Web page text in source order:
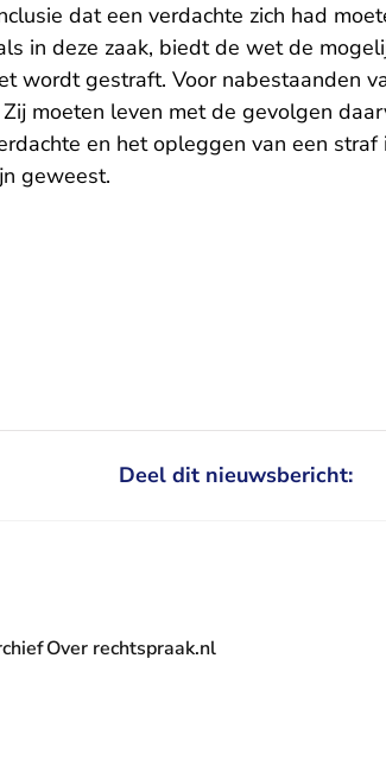
dat een verdachte zich had
in deze zaak, biedt de wet de
wordt gestraft. Voor nabestaanden
moeten leven met de gevolgen
en het opleggen van een
geweest.
Rechtspraak.nl
Deel dit nieuwsbericht:
Over rechtspraak.nl